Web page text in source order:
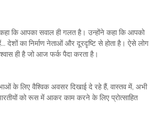
कि आपका सवाल ही गलत है। उन्होंने कहा कि आपको
देशों का निर्माण नेताओं और दूरदृष्टि से होता है। ऐसे लोग
ही है जो आज फर्क पैदा करता है।
के लिए वैश्विक अवसर दिखाई दे रहे हैं, वास्तव में, अभी
को रूस में आकर काम करने के लिए प्रोत्साहित